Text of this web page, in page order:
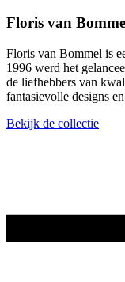
Floris van
Floris van Bommel is
1996 werd het
de liefhebbers van
fantasievolle designs
Bekijk de collectie